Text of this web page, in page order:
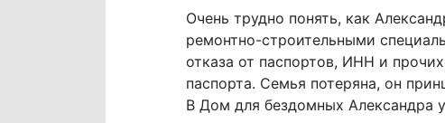
Очень трудно понять, как
ремонтно-строительными
отказа от паспортов, ИНН и
паспорта. Семья потеряна, он
В Дом для бездомных Александра